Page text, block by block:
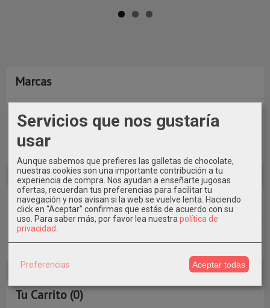
Marcas
Costes de Envío
GRATIS *
Consultar Destinos
Tu Carrito (0)
Servicios que nos gustaría
usar
Aunque sabemos que prefieres las galletas de chocolate,
nuestras cookies son una importante contribución a tu
experiencia de compra. Nos ayudan a enseñarte jugosas
ofertas, recuerdan tus preferencias para facilitar tu
navegación y nos avisan si la web se vuelve lenta. Haciendo
click en "Aceptar" confirmas que estás de acuerdo con su
uso. Para saber más, por favor lea nuestra política de
privacidad
Preferencias Aceptar todas